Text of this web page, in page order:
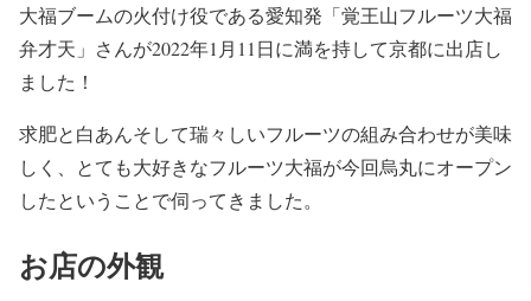
大福ブームの火付け役である愛知発「覚王山フルーツ大福
弁才天」さんが2022年1月11日に満を持して京都に出店し
ました！
求肥と白あんそして瑞々しいフルーツの組み合わせが美味
しく、とても大好きなフルーツ大福が今回烏丸にオープン
したということで伺ってきました。
お店の外観